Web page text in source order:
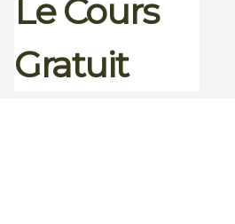
Le Cours
Gratuit